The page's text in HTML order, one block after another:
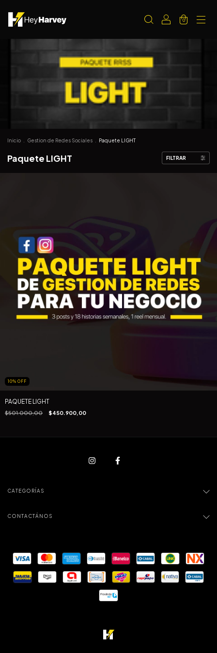
0
Inicio Gestion de Redes Sociales Paquete LIGHT
Paquete LIGHT FILTRAR
10% OFF
PAQUETE LIGHT
$501.000,00 $450.900,00
CATEGORÍAS
CONTACTÁNOS